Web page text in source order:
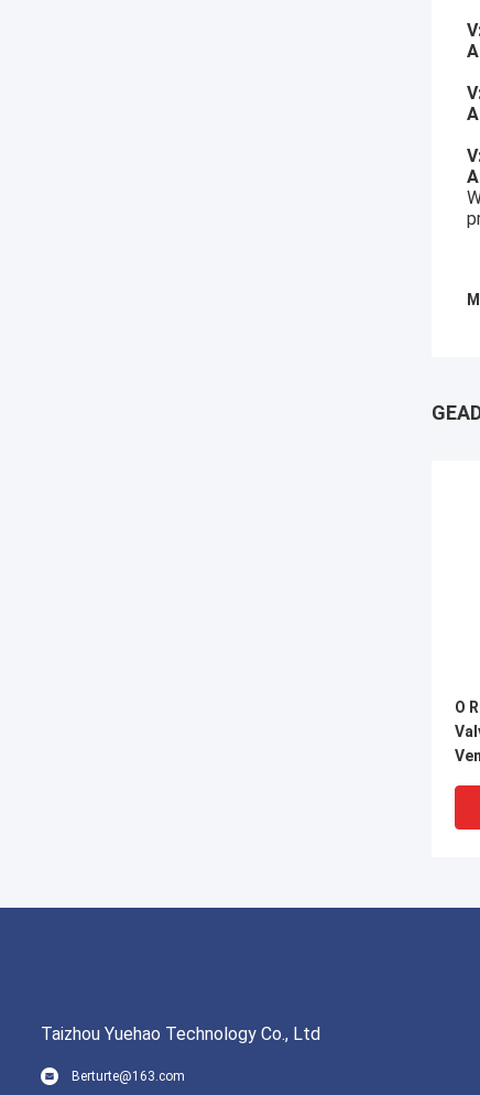
O
Taizhou Yuehao Technology Co., Ltd
Berturte@163.com